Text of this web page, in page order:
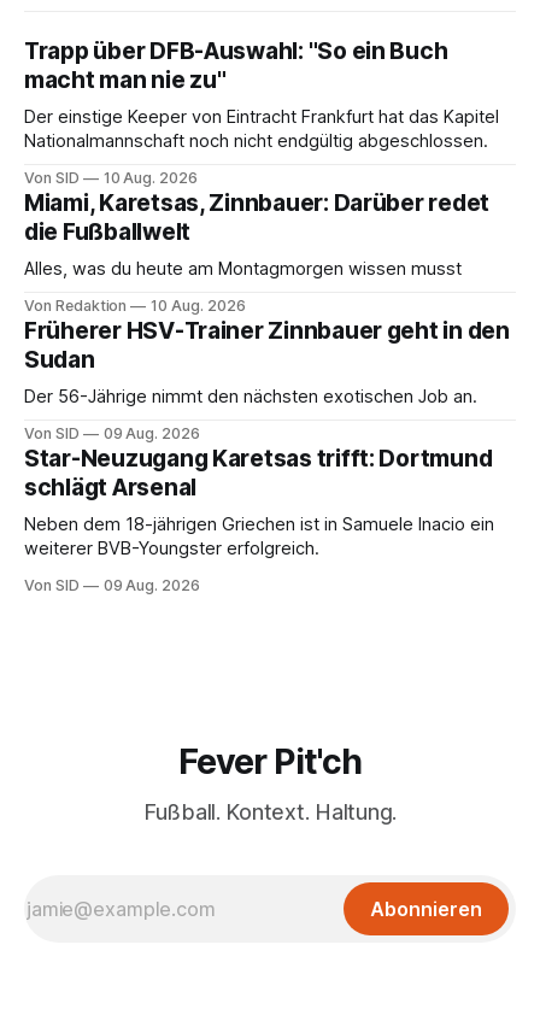
Trapp über DFB-Auswahl: "So ein Buch
macht man nie zu"
Der einstige Keeper von Eintracht Frankfurt hat das Kapitel
Nationalmannschaft noch nicht endgültig abgeschlossen.
Von SID 10 Aug. 2026
Miami, Karetsas, Zinnbauer: Darüber redet
die Fußballwelt
Alles, was du heute am Montagmorgen wissen musst
Von Redaktion 10 Aug. 2026
Früherer HSV-Trainer Zinnbauer geht in den
Sudan
Der 56-Jährige nimmt den nächsten exotischen Job an.
Von SID 09 Aug. 2026
Star-Neuzugang Karetsas trifft: Dortmund
schlägt Arsenal
Neben dem 18-jährigen Griechen ist in Samuele Inacio ein
weiterer BVB-Youngster erfolgreich.
Von SID 09 Aug. 2026
Fever Pit'ch
Fußball. Kontext. Haltung.
Abonnieren